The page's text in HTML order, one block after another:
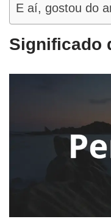
E aí, gostou do
Significado